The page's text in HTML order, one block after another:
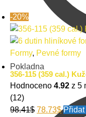
Pokladna
-20%
Formy, Pevné formy
356-115 (359 cal.)
Hodnoceno 4.92 z 5
(12)
98.41$ 78.73$